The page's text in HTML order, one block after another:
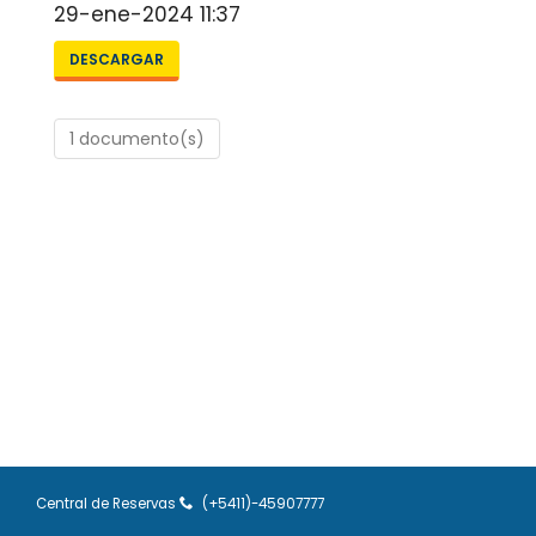
29-ene-2024 11:37
DESCARGAR
1 documento(s)
Central de Reservas (+5411)-45907777